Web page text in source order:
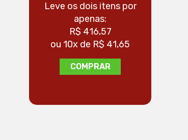
Leve os dois itens por
apenas:
R$ 416,57
ou 10x de R$ 41,65
COMPRAR